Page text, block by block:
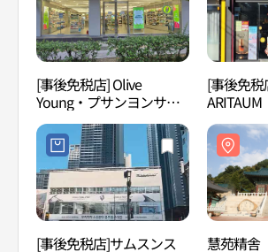
[事後免税店] Olive
Young・プサンヨンサン
（釜山蓮山）店(올리브영
부산연산점)
[事後免税
ム）・
ロータリ
산로타리
[事後免税店]サムスンス
慧苑精舎